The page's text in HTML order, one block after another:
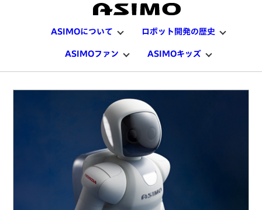
ASIMOについて ロボット開発の歴史
ASIMOファン ASIMOキッズ